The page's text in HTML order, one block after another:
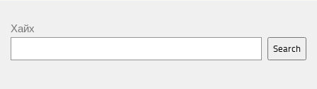
Хайх
Search